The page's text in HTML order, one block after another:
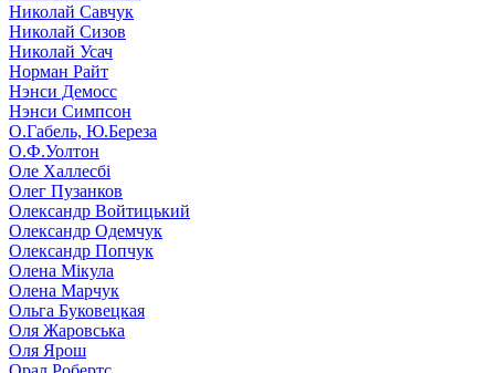
Николай Савчук
Николай Сизов
Николай Усач
Норман Райт
Нэнси Демосс
Нэнси Симпсон
О.Габель, Ю.Береза
О.Ф.Уолтон
Оле Халлесбі
Олег Пузанков
Олександр Войтицький
Олександр Одемчук
Олександр Попчук
Олена Мікула
Олена Марчук
Ольга Буковецкая
Оля Жаровська
Оля Ярош